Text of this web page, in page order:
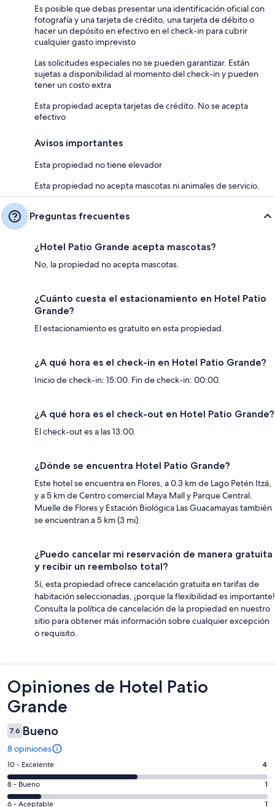
Es posible que debas presentar una identificación oficial con
fotografía y una tarjeta de crédito, una tarjeta de débito o
hacer un depósito en efectivo en el check-in para cubrir
cualquier gasto imprevisto
Las solicitudes especiales no se pueden garantizar. Están
sujetas a disponibilidad al momento del check-in y pueden
tener un costo extra
Esta propiedad acepta tarjetas de crédito. No se acepta
efectivo
Avisos importantes
Esta propiedad no tiene elevador
Esta propiedad no acepta mascotas ni animales de servicio.
Preguntas frecuentes
¿Hotel Patio Grande acepta mascotas?
No, la propiedad no acepta mascotas.
¿Cuánto cuesta el estacionamiento en Hotel Patio
Grande?
El estacionamiento es gratuito en esta propiedad.
¿A qué hora es el check-in en Hotel Patio Grande?
Inicio de check-in: 15:00. Fin de check-in: 00:00.
¿A qué hora es el check-out en Hotel Patio Grande?
El check-out es a las 13:00.
¿Dónde se encuentra Hotel Patio Grande?
Este hotel se encuentra en Flores, a 0.3 km de Lago Petén Itzá,
y a 5 km de Centro comercial Maya Mall y Parque Central.
Muelle de Flores y Estación Biológica Las Guacamayas también
se encuentran a 5 km (3 mi).
¿Puedo cancelar mi reservación de manera gratuita
y recibir un reembolso total?
Sí, esta propiedad ofrece cancelación gratuita en tarifas de
habitación seleccionadas, ¡porque la flexibilidad es importante!
Consulta la política de cancelación de la propiedad en nuestro
sitio para obtener más información sobre cualquier excepción
o requisito.
Opiniones
Opiniones de Hotel Patio
Grande
7.6 Bueno
8 opiniones
Puntuación
de
10,
es
10 - Excelente 4
Puntuación
de
8 - Bueno 1
6 - Aceptable 1